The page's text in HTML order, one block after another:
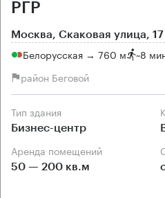
РГР
Москва, Скаковая улица, 17
Белорусская → 760 м ~8
район Беговой
Тип здания
Бизнес-центр
Аренда помещений
50 — 200 кв.м